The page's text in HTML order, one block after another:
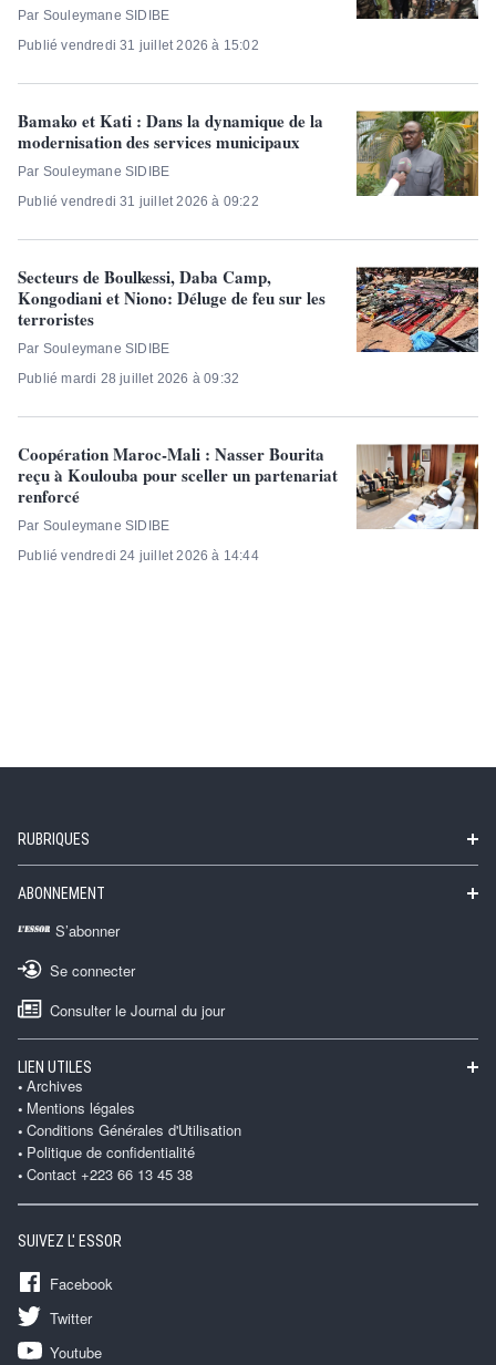
Par Souleymane SIDIBE
Publié vendredi 31 juillet 2026 à 15:02
Bamako et Kati : Dans la dynamique de la
modernisation des services municipaux
Par Souleymane SIDIBE
Publié vendredi 31 juillet 2026 à 09:22
Secteurs de Boulkessi, Daba Camp,
Kongodiani et Niono:​ Déluge de feu sur les
terroristes
Par Souleymane SIDIBE
Publié mardi 28 juillet 2026 à 09:32
Coopération Maroc-Mali : Nasser Bourita
reçu à Koulouba pour sceller un partenariat
renforcé
Par Souleymane SIDIBE
Publié vendredi 24 juillet 2026 à 14:44
RUBRIQUES
ABONNEMENT
S’abonner
Se connecter
Consulter le Journal du jour
LIEN UTILES
Archives
Mentions légales
Conditions Générales d'Utilisation
Politique de confidentialité
Contact +223 66 13 45 38
SUIVEZ L' ESSOR
Facebook
Twitter
Youtube